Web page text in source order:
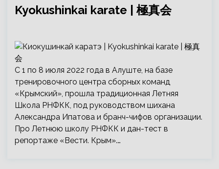
Kyokushinkai karate | 極真会
С 1 по 8 июля 2022 года в Алуште, на базе
тренировочного центра сборных команд
«Крымский», прошла традиционная Летняя
Школа РНФКК, под руководством шихана
Александра Ипатова и бранч-чифов организации.
Про Летнюю школу РНФКК и дан-тест в
репортаже «Вести. Крым».…